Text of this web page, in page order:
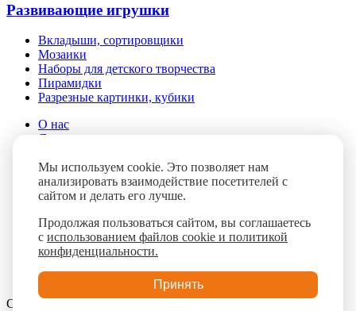
Развивающие игрушки
Вкладыши, сортировщики
Мозаики
Наборы для детского творчества
Пирамидки
Разрезные картинки, кубики
О нас
Доставка и оплата
Контакты
Блог
Сайт разработан при поддержке ГАУ КО «Мой бизнес» в
Мы используем cookie. Это позволяет нам
анализировать взаимодействие посетителей с
сайтом и делать его лучше.
Продолжая пользоваться сайтом, вы соглашаетесь
с использованием файлов cookie и политикой
конфиденциальности.
Принять